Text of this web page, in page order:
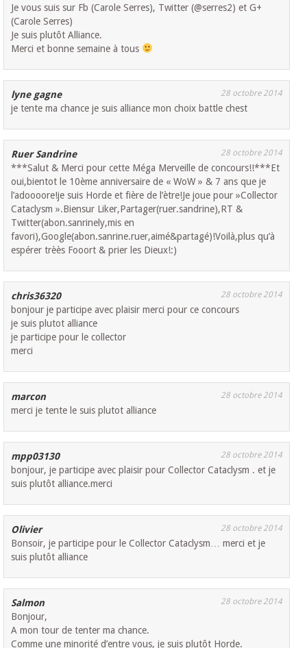
Je vous suis sur Fb (Carole Serres), Twitter (@serres2) et G+
(Carole Serres)
Je suis plutôt Alliance.
Merci et bonne semaine à tous
lyne gagne 28 octobre 2014
je tente ma chance je suis alliance mon choix battle chest
Ruer Sandrine 28 octobre 2014
***Salut & Merci pour cette Méga Merveille de concours!!***Et
oui,bientot le 10ème anniversaire de « WoW » & 7 ans que je
l’adoooore!je suis Horde et fière de l’ètre!Je joue pour »Collector
Cataclysm ».Biensur Liker,Partager(ruer.sandrine),RT &
Twitter(abon.sanrinely,mis en
favori),Google(abon.sanrine.ruer,aimé&partagé)!Voilà,plus qu’à
espérer trèès Fooort & prier les Dieux!:)
chris36320 28 octobre 2014
bonjour je participe avec plaisir merci pour ce concours
je suis plutot alliance
je participe pour le collector
merci
marcon 28 octobre 2014
merci je tente le suis plutot alliance
mpp03130 28 octobre 2014
bonjour, je participe avec plaisir pour Collector Cataclysm . et je
suis plutôt alliance.merci
Olivier 28 octobre 2014
Bonsoir, je participe pour le Collector Cataclysm… merci et je
suis plutôt alliance
Salmon 28 octobre 2014
Bonjour,
A mon tour de tenter ma chance.
Comme une minorité d’entre vous, je suis plutôt Horde.